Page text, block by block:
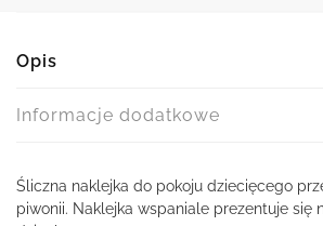
Opis
Informacje dodatkowe
Śliczna naklejka do pokoju dziecięcego
piwonii. Naklejka wspaniale prezentuje się